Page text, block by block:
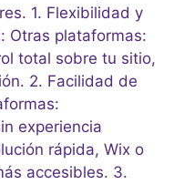
1. Flexibilidad y
Otras plataformas:
total sobre tu sitio,
2. Facilidad de
experiencia
rápida, Wix o
accesibles. 3.